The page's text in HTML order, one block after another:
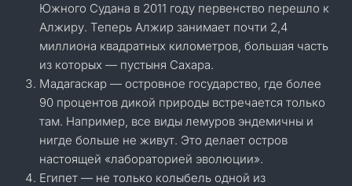
Южного Судана в 2011 году первенство перешло к
Алжиру. Теперь Алжир занимает почти 2,4
миллиона квадратных километров, большая часть
из которых — пустыня Сахара.
Мадагаскар — островное государство, где более
90 процентов дикой природы встречается только
там. Например, все виды лемуров эндемичны и
нигде больше не живут. Это делает остров
настоящей «лабораторией эволюции».
Египет — не только колыбель одной из